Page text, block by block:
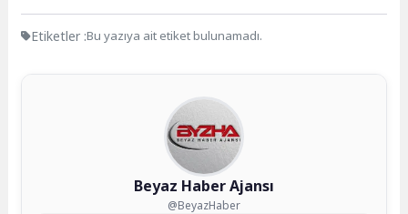
Etiketler :Bu yazıya ait etiket bulunamadı.
Beyaz Haber Ajansı
@BeyazHaber